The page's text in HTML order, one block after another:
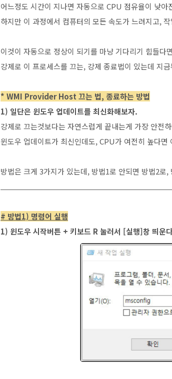
어느정도 시간이 지나면 자동으로 CPU 점유율이 낮아
하지만 이 과정에서 컴퓨터의 모든 속도가 느려지고,
이것이 자동으로 정상이 되기를 마냥 기다리기 힘들다
강제로 이 프로세스를 끄는, 강제 종료법이 있는데 지
* WMI Provider Host 끄는 법, 종료하는 방법
1) 일단은 윈도우 업데이트를 최신화해보자.
강제로 끄는것보다는 자연스럽게 끝내는게 가장 안전
윈도우 업데이트가 최신인데도, CPU가 여전히 높다면
방법은 크게 3가지가 있는데, 방법1로 안되면 방법2로
# 방법1) 명령어 실행
1) 윈도우 시작버튼 + 키보드 R 눌러서 [실행]창 띄